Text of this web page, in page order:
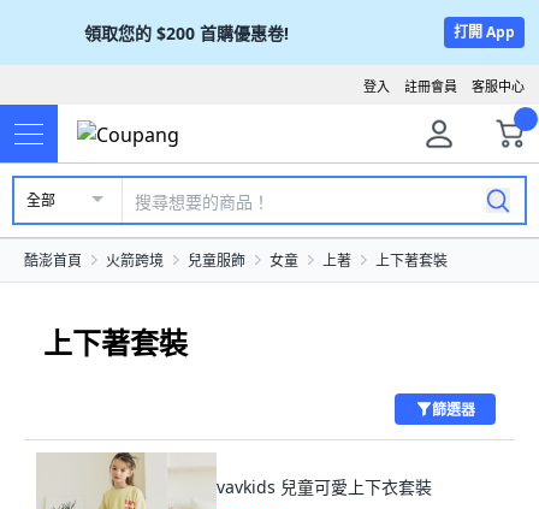
領取您的 $200 首購優惠卷! 打開 App
客服中心
註冊會員
登入
全部
酷澎首頁 火箭跨境 兒童服飾 女童 上著 上下著套裝
上下著套裝
篩選器
vavkids 兒童可愛上下衣套裝